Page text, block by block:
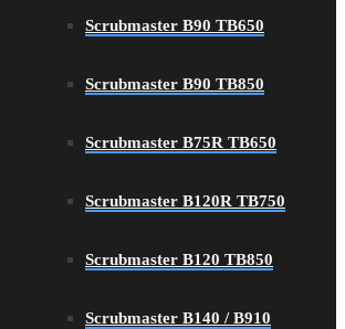
Scrubmaster B90 TB650
Scrubmaster B90 TB850
Scrubmaster B75R TB650
Scrubmaster B120R TB750
Scrubmaster B120 TB850
Scrubmaster B140 / B910